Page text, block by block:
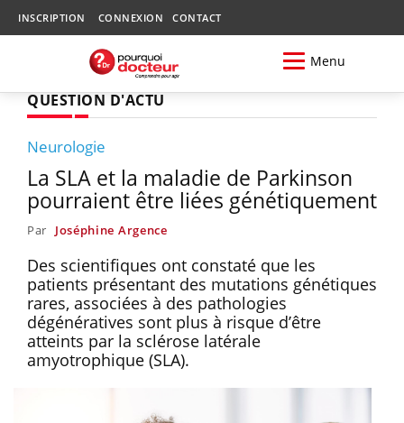
INSCRIPTION CONNEXION CONTACT
Menu
QUESTION D'ACTU
Neurologie
La SLA et la maladie de Parkinson
pourraient être liées génétiquement
Par Joséphine Argence
Des scientifiques ont constaté que les
patients présentant des mutations génétiques
rares, associées à des pathologies
dégénératives sont plus à risque d’être
atteints par la sclérose latérale
amyotrophique (SLA).